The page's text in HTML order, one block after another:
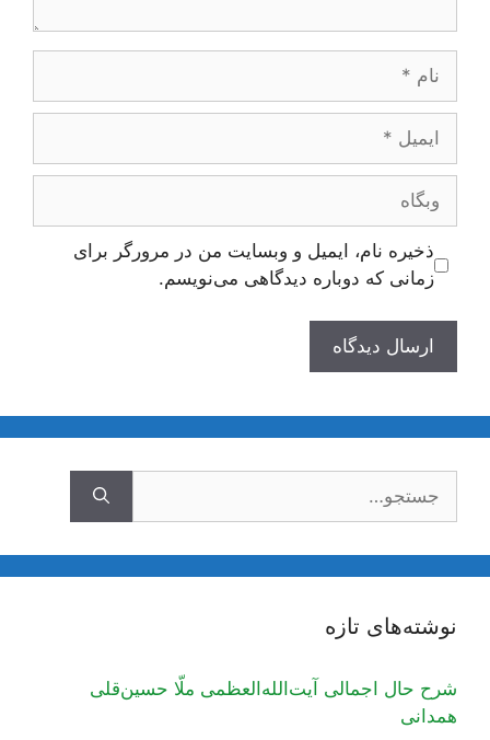
ایمیل
وبگاه
ذخیره نام، ایمیل و وبسایت من در مرورگر برای
زمانی که دوباره دیدگاهی می‌نویسم.
نوشته‌های تازه
شرح حال اجمالی آیت‌الله‌العظمی ملّا حسین‌قلی
همدانی